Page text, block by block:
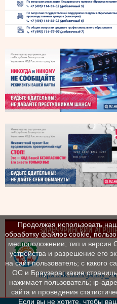
ЗИАНЧУРИНСКИЙ
https://vk.com/
Продолжая использовать
обработку файлов cookie,
местоположении; тип и версия
устройства и разрешение его
на сайт пользователь; с какого
ОС и Браузера; какие
нажимает пользователь; ip-
сайта и проведения
Если вы не хотите, чтобы